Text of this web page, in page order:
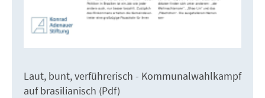
Laut, bunt, verführerisch - Kommunalwahlkampf
auf brasilianisch (Pdf)